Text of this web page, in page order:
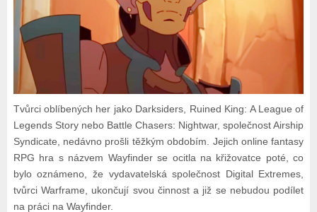
Tvůrci oblíbených her jako Darksiders, Ruined King: A League of
Legends Story nebo Battle Chasers: Nightwar, společnost Airship
Syndicate, nedávno prošli těžkým obdobím. Jejich online fantasy
RPG hra s názvem Wayfinder se ocitla na křižovatce poté, co
bylo oznámeno, že vydavatelská společnost Digital Extremes,
tvůrci Warframe, ukončují svou činnost a již se nebudou podílet
na práci na Wayfinder.